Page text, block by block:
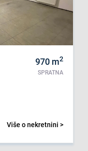
970 m2
SPRATNA
Više o nekretnini >